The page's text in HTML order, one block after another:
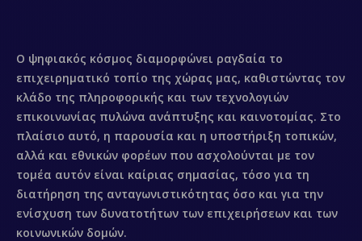
Ο ψηφιακός κόσμος διαμορφώνει ραγδαία το
επιχειρηματικό τοπίο της χώρας μας, καθιστώντας τον
κλάδο της πληροφορικής και των τεχνολογιών
επικοινωνίας πυλώνα ανάπτυξης και καινοτομίας. Στο
πλαίσιο αυτό, η παρουσία και η υποστήριξη τοπικών,
αλλά και εθνικών φορέων που ασχολούνται με τον
τομέα αυτόν είναι καίριας σημασίας, τόσο για τη
διατήρηση της ανταγωνιστικότητας όσο και για την
ενίσχυση των δυνατοτήτων των επιχειρήσεων και των
κοινωνικών δομών.